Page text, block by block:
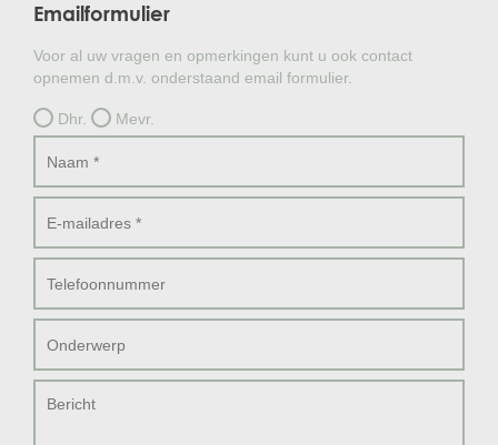
Emailformulier
Voor al uw vragen en opmerkingen kunt u ook contact
opnemen d.m.v. onderstaand email formulier.
Dhr. Mevr.